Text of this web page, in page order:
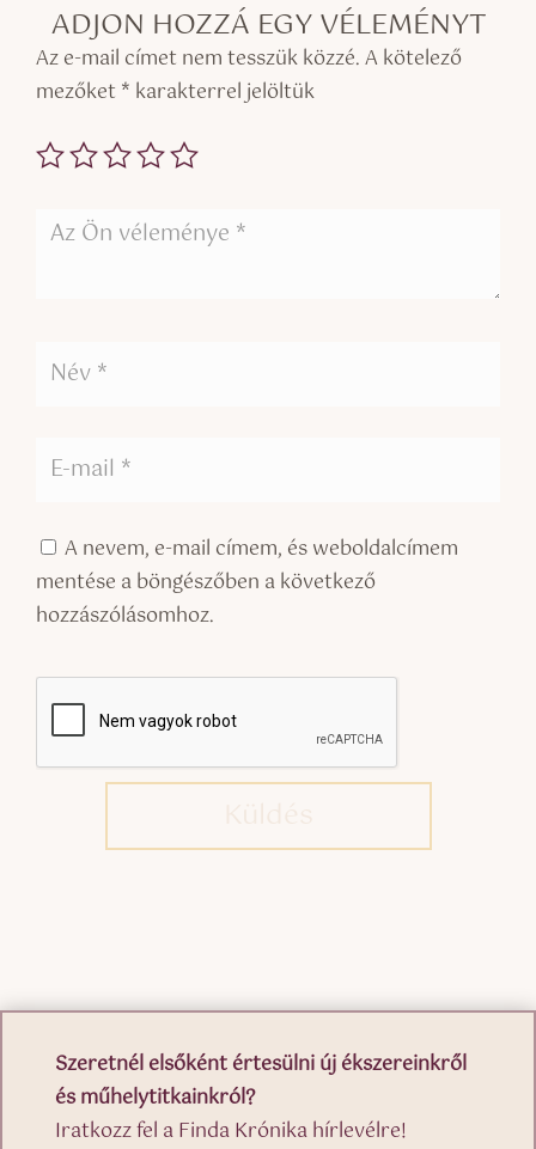
ADJON HOZZÁ EGY VÉLEMÉNYT
Az e-mail címet nem tesszük közzé.A kötelező
mezőket * karakterrel jelöltük
A nevem, e-mail címem, és weboldalcímem
mentése a böngészőben a következő
hozzászólásomhoz.
Szeretnél elsőként értesülni új ékszereinkről
és műhelytitkainkról?
Iratkozz fel a Finda Krónika hírlevélre!